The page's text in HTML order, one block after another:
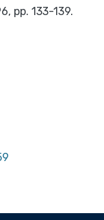
pp. 133-139.